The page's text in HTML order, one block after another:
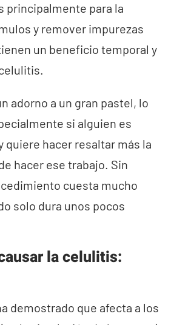
principalmente para la
y remover impurezas
un beneficio temporal y
adorno a un gran pastel, lo
si alguien es
quiere hacer resaltar más la
hacer ese trabajo. Sin
cuesta mucho
solo dura unos pocos
la celulitis:
demostrado que afecta a los